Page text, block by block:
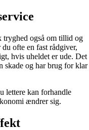
tryghed også om tillid og
ofte en fast rådgiver,
hvis uheldet er ude. Det
skade og har brug for klar
lettere kan forhandle
ændrer sig.